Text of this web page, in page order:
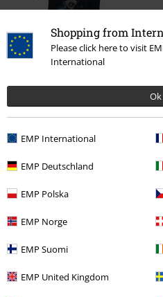
Shopping from
Please click here to visit
International
Ok
EMP International
EMP Deutschland
EMP Polska
EMP Norge
EMP Suomi
EMP United Kingdom
Desde19,99 €
Más categorías. Más opciones
Ropa & accesorios Camisetas
Películas & TV
Camisetas
Películas & TV
Ropa Camisetas & Tops Camisetas
Estilos Ropa negra Camisetas